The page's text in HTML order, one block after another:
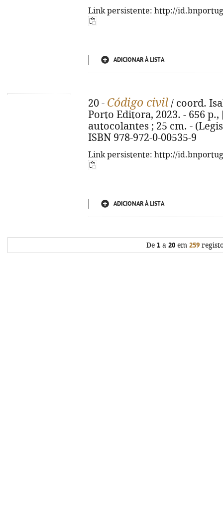
Link persistente: http://
ADICIONAR À LISTA
20 - Código civil / coord.
Porto Editora, 2023. - 656
autocolantes ; 25 cm. -
ISBN 978-972-0-00535-9
Link persistente: http://
ADICIONAR À LISTA
De 1 a 20 em 259